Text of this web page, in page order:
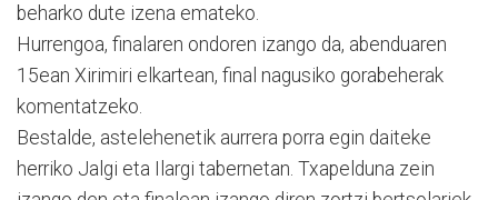
beharko dute izena emateko.
Hurrengoa, finalaren ondoren izango da, abenduaren
15ean Xirimiri elkartean, final nagusiko gorabeherak
komentatzeko.
Bestalde, astelehenetik aurrera porra egin daiteke
herriko Jalgi eta Ilargi tabernetan. Txapelduna zein